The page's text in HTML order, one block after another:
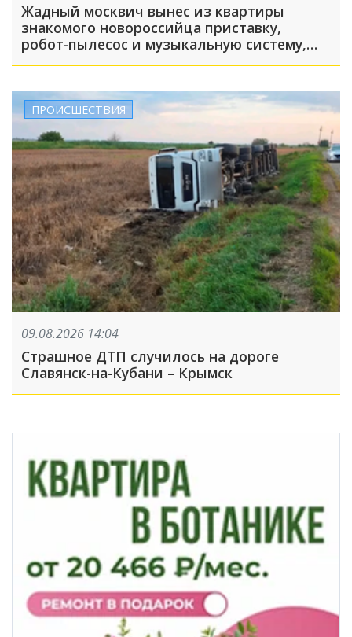
Жадный москвич вынес из квартиры
знакомого новороссийца приставку,
робот-пылесос и музыкальную систему,
пока его подельник отвлекал хозяина
ПРОИСШЕСТВИЯ
09.08.2026 14:04
Страшное ДТП случилось на дороге
Славянск-на-Кубани – Крымск